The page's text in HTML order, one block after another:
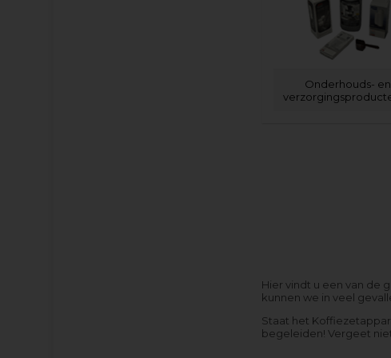
Onderhouds- en
Hier vindt u een van de
kunnen we in veel
Staat het
begeleiden! Vergeet